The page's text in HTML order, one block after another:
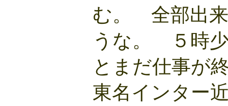
む。 全部出
うな。 ５時
とまだ仕事が
東名インター